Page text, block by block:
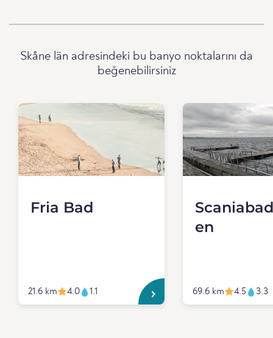
Skåne län adresindeki bu banyo noktalarını da
beğenebilirsiniz
Fria Bad
21.6 km 4.0 1.1
en
69.6 km 4.5 3.3